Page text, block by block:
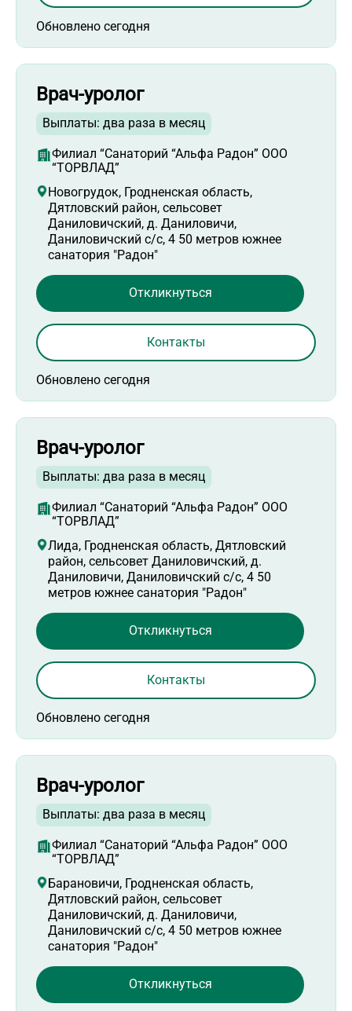
Обновлено сегодня
Врач-уролог
Выплаты: два раза в месяц
Филиал “Санаторий “Альфа Радон” ООО
“ТОРВЛАД”
Новогрудок, Гродненская область,
Дятловский район, сельсовет
Даниловичский, д. Даниловичи,
Даниловичский с/с, 4 50 метров южнее
санатория "Радон"
Обновлено сегодня
Откликнуться
Контакты
Врач-уролог
Выплаты: два раза в месяц
Филиал “Санаторий “Альфа Радон” ООО
“ТОРВЛАД”
Лида, Гродненская область, Дятловский
район, сельсовет Даниловичский, д.
Даниловичи, Даниловичский с/с, 4 50
метров южнее санатория "Радон"
Обновлено сегодня
Откликнуться
Контакты
Врач-уролог
Выплаты: два раза в месяц
Филиал “Санаторий “Альфа Радон” ООО
“ТОРВЛАД”
Барановичи, Гродненская область,
Дятловский район, сельсовет
Даниловичский, д. Даниловичи,
Даниловичский с/с, 4 50 метров южнее
санатория "Радон"
Откликнуться